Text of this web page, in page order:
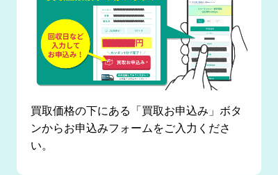
買取価格の下にある「買取お申込み」ボタ
ンからお申込みフォームをご入力くださ
い。